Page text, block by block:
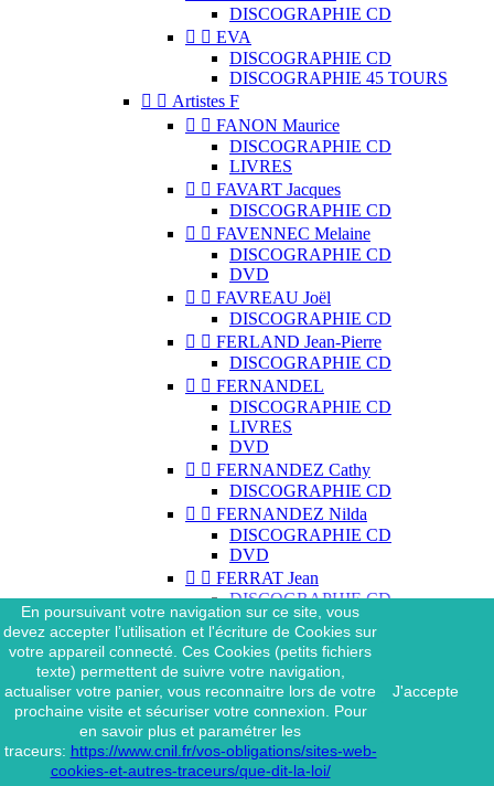
DISCOGRAPHIE CD
  EVA
DISCOGRAPHIE CD
DISCOGRAPHIE 45 TOURS
  Artistes F
  FANON Maurice
DISCOGRAPHIE CD
LIVRES
  FAVART Jacques
DISCOGRAPHIE CD
  FAVENNEC Melaine
DISCOGRAPHIE CD
DVD
  FAVREAU Joël
DISCOGRAPHIE CD
  FERLAND Jean-Pierre
DISCOGRAPHIE CD
  FERNANDEL
DISCOGRAPHIE CD
LIVRES
DVD
  FERNANDEZ Cathy
DISCOGRAPHIE CD
  FERNANDEZ Nilda
DISCOGRAPHIE CD
DVD
  FERRAT Jean
DISCOGRAPHIE CD
DISCOGRAPHIE 45 TOURS
DISCOGRAPHIE 33 TOURS
DVD
MAGAZINE
  FERRAT Jean & SES
INTERPRÈTES
DISCOGRAPHIE CD
  FERRÉ Léo
En poursuivant votre navigation sur ce site, vous
devez accepter l’utilisation et l'écriture de Cookies sur
votre appareil connecté. Ces Cookies (petits fichiers
texte) permettent de suivre votre navigation,
actualiser votre panier, vous reconnaitre lors de votre
prochaine visite et sécuriser votre connexion. Pour
en savoir plus et paramétrer les
traceurs: https://www.cnil.fr/vos-obligations/sites-web-
cookies-et-autres-traceurs/que-dit-la-loi/
J'accepte